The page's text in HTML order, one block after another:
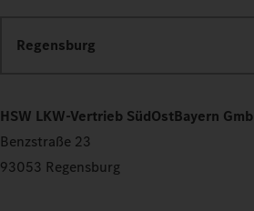
Regensburg
HSW LKW-Vertrieb SüdOstBayern
Benzstraße 23
93053 Regensburg